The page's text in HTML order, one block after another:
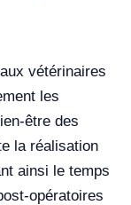
vétérinaires
les
être des
la réalisation
ainsi le temps
opératoires